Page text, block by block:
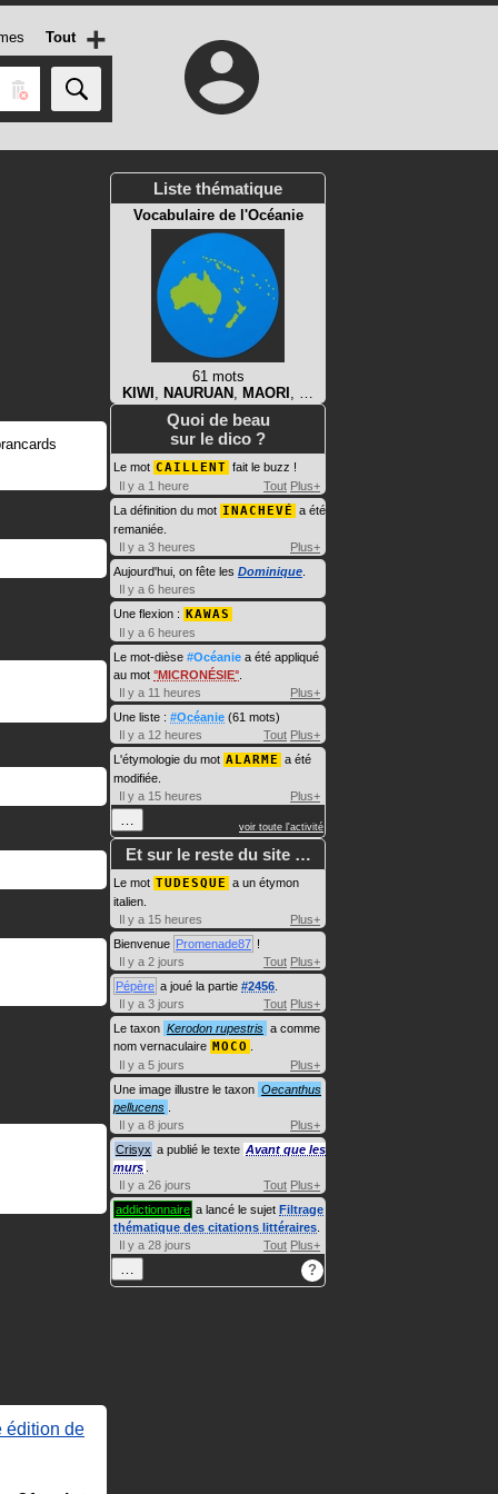
Tout +
édition de
Liste thématique
Vocabulaire de l'Océanie
61 mots
KIWI , NAURUAN , MAORI , …
Quoi de beau
sur le dico ?
Le mot CAILLENT fait le buzz !
Il y a 1 heure
Tout Plus+
La définition du mot INACHEVÉ a été
remaniée.
Il y a 3 heures
Plus+
Aujourd'hui, on fête les Dominique
Il y a 6 heures
Une flexion : KAWAS
Il y a 6 heures
Le mot-dièse #Océanie a été appliqué
au mot MICRONÉSIE
Il y a 11 heures
Plus+
Une liste : #Océanie (61 mots)
Il y a 12 heures
Tout Plus+
L'étymologie du mot ALARME a été
modifiée.
Il y a 15 heures
Plus+
… voir toute l'activité
Et sur le reste du site …
Le mot TUDESQUE a un étymon
italien.
Il y a 15 heures
Plus+
Bienvenue Promenade87 !
Il y a 2 jours
Tout Plus+
Pépère a joué la partie #2456
Il y a 3 jours
Tout Plus+
Le taxon Kerodon rupestris a comme
nom vernaculaire MOCO
Il y a 5 jours
Plus+
Une image illustre le taxon Oecanthus
pellucens
Il y a 8 jours
Plus+
Crisyx a publié le texte Avant que les
murs
Il y a 26 jours
Tout Plus+
addictionnaire a lancé le sujet Filtrage
thématique des citations littéraires
Il y a 28 jours
Tout Plus+
… ?